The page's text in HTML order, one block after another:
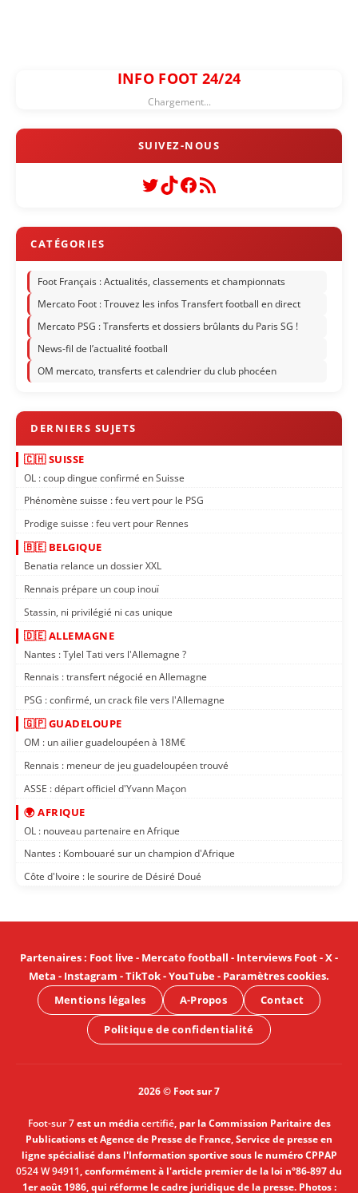
INFO FOOT 24/24
Chargement...
Twitter
TikTok
Facebook
Flux RSS
Foot Français : Actualités, classements et championnats
Mercato Foot : Trouvez les infos Transfert football en direct
Mercato PSG : Transferts et dossiers brûlants du Paris SG !
News-fil de l’actualité football
OM mercato, transferts et calendrier du club phocéen
🇨🇭 SUISSE
OL : coup dingue confirmé en Suisse
Phénomène suisse : feu vert pour le PSG
Prodige suisse : feu vert pour Rennes
🇧🇪 BELGIQUE
Benatia relance un dossier XXL
Rennais prépare un coup inouï
Stassin, ni privilégié ni cas unique
🇩🇪 ALLEMAGNE
Nantes : Tylel Tati vers l'Allemagne ?
Rennais : transfert négocié en Allemagne
PSG : confirmé, un crack file vers l'Allemagne
🇬🇵 GUADELOUPE
OM : un ailier guadeloupéen à 18M€
Rennais : meneur de jeu guadeloupéen trouvé
ASSE : départ officiel d'Yvann Maçon
🌍 AFRIQUE
OL : nouveau partenaire en Afrique
Nantes : Kombouaré sur un champion d'Afrique
Côte d'Ivoire : le sourire de Désiré Doué
Partenaires: Foot live- Mercato football - Interviews Foot-X-
Meta - Instagram -TikTok-YouTube- Paramètres cookies.
Mentions légales
A-Propos Contact
Politique de confidentialité
2026 © Foot sur 7
Foot-sur 7est un médiacertifié, par la Commission Paritaire des
Publications et Agence de Presse de France, Service de presse en
ligne spécialisé dans l'Information sportive sous le numéro CPPAP
0524 W 94911, conformément à l'article premier de la loi n°86-897 du
1er août 1986, qui réforme le cadre juridique de la presse. Photos :